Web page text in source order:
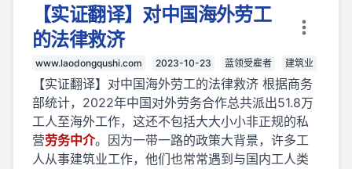
【实证翻译】对中国海外劳工
的法律救济
www.laodongqushi.com 2023-10-23 蓝领受雇者 建筑业
【实证翻译】对中国海外劳工的法律救济 根据商务
部统计，2022年中国对外劳务合作总共派出51.8万
工人至海外工作，这还不包括大大小小非正规的私
营劳务中介。因为一带一路的政策大背景，许多工
人从事建筑业工作，他们也常常遇到与国内工人类